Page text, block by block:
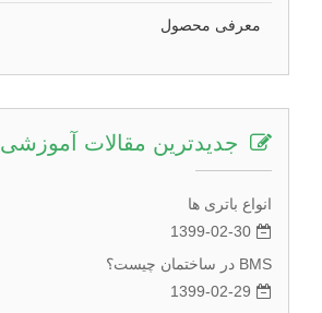
معرفی محصول
جدیدترین مقالات آموزشی
انواع باتری ها
1399-02-30
BMS در ساختمان چیست؟
1399-02-29